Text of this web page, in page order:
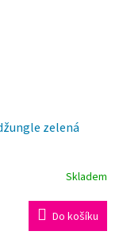
zelená
Skladem
Do košíku